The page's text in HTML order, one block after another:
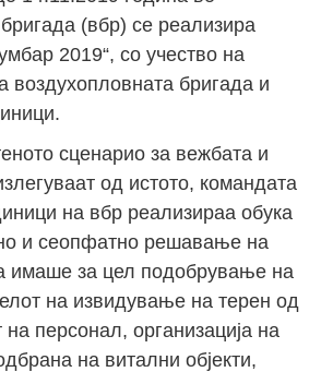
(вбр) се реализира
2019“, со учество на
воздухопловната бригада и
сценарио за вежбата и
од истото, командата
на вбр реализираа обука
и сеопфатно решавање на
имаше за цел подобрување на
на извидување на терен од
на персонал, организација на
на витални објекти,